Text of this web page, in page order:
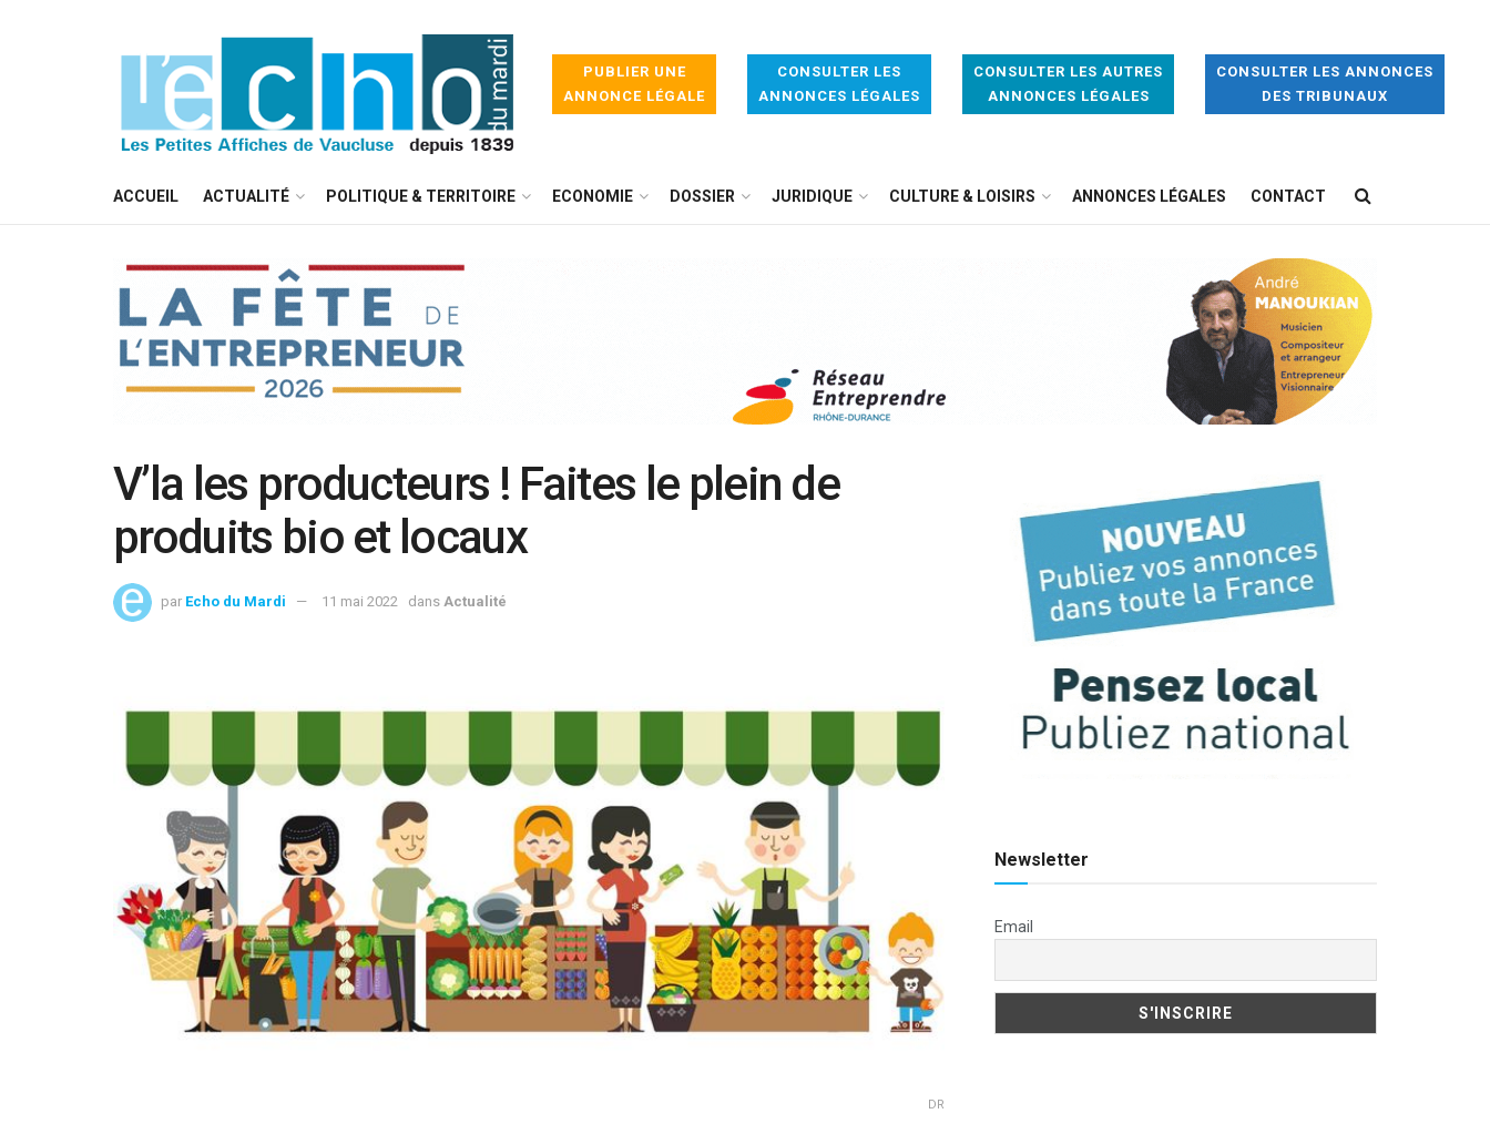
PUBLIER UNE
ANNONCE LÉGALE
CONSULTER LES
ANNONCES LÉGALES
CONSULTER LES AUTRES
ANNONCES LÉGALES
CONSULTER LES ANNONCES
DES TRIBUNAUX
ACCUEIL ACTUALITÉ POLITIQUE & TERRITOIRE ECONOMIE DOSSIER JURIDIQUE CULTURE & LOISIRS ANNONCES LÉGALES CONTACT
V’la les producteurs ! Faites le plein de
produits bio et locaux
par Echo du Mardi 11 mai 2022 dans Actualité
DR
Newsletter
Email